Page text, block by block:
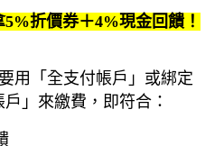
折價券＋4%現金回饋！
用「全支付帳戶」或綁定
」來繳費，即符合：